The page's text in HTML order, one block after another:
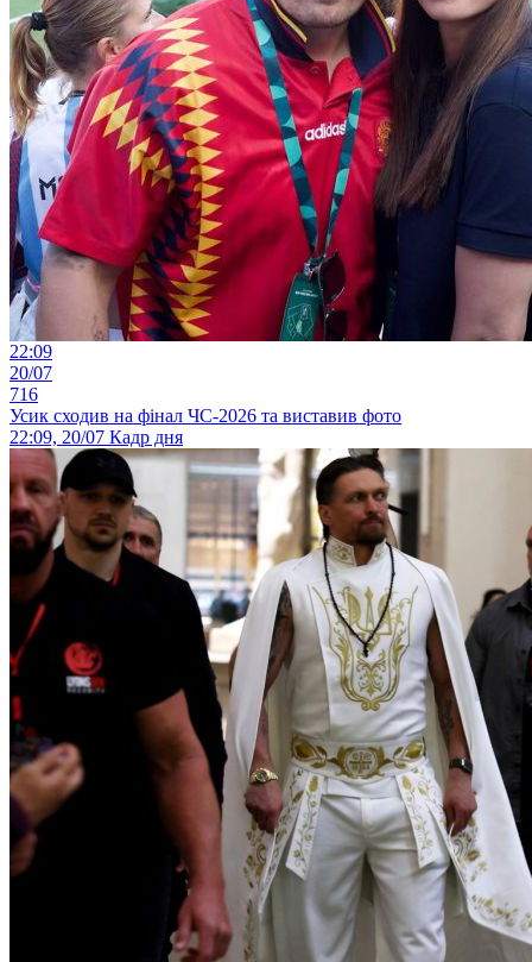
22:09
20/07
716
Усик сходив на фінал ЧС-2026 та виставив фото
22:09, 20/07 Кадр дня